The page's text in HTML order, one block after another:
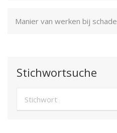
Manier van werken bij schade
Stichwortsuche